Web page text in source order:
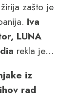
zašto je
Iva
LUNA
rekla je…
iz
rad